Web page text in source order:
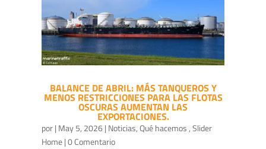
BALANCE DE ABRIL: MÁS TANQUEROS Y
MENOS RESTRICCIONES PARA LAS FLOTAS
OSCURAS AUMENTAN LAS
EXPORTACIONES.
por| May 5, 2026| Noticias,Qué hacemos,Slider
Home| 0 Comentario